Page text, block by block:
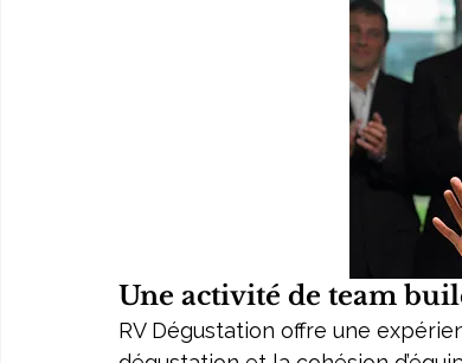
Une activité de team
RV Dégustation offre une